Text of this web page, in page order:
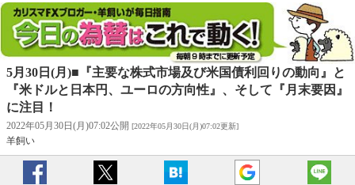
5月30日(月)■『主要な株式市場及び米国債利回りの動向』と
『米ドルと日本円、ユーロの方向性』、そして『月末要因』
に注目！
2022年05月30日(月)07:02公開 [2022年05月30日(月)07:02更新]
羊飼い